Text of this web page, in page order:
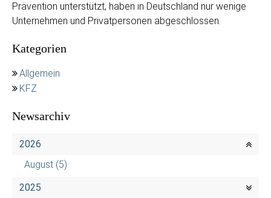
Prävention unterstützt, haben in Deutschland nur wenige
Unternehmen und Privatpersonen abgeschlossen.
Kategorien
Allgemein
KFZ
Newsarchiv
2026
August (5)
2025